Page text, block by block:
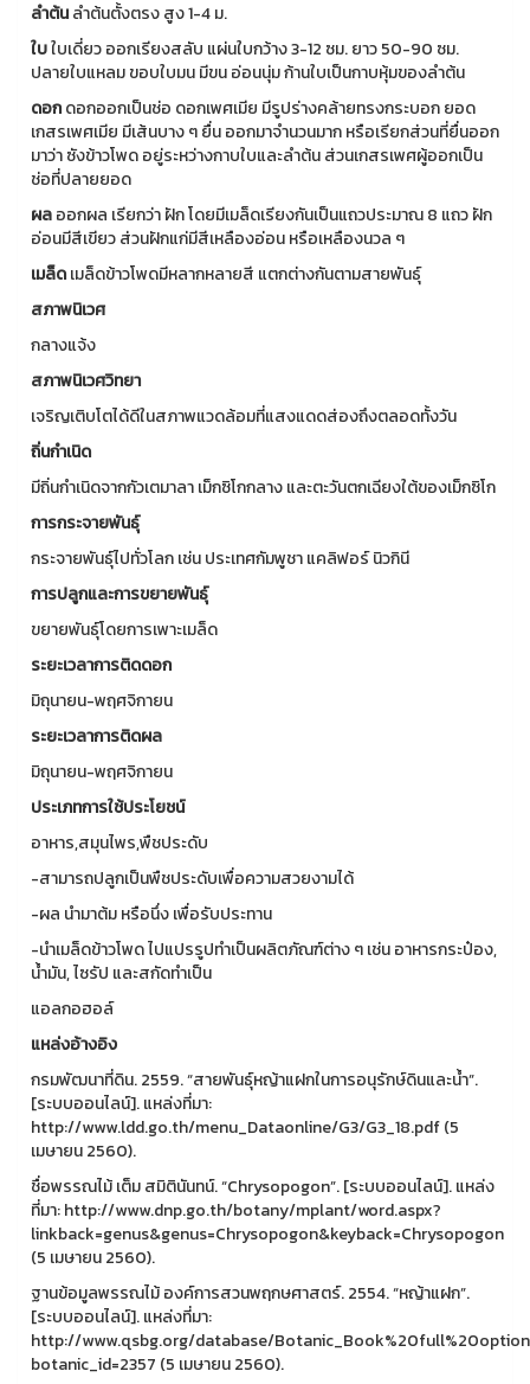
ลำต้นลำต้นตั้งตรง สูง 1-4 ม.
ใบใบเดี่ยว ออกเรียงสลับ แผ่นใบกว้าง 3-12 ซม. ยาว 50-90 ซม.
ปลายใบแหลม ขอบใบมน มีขน อ่อนนุ่ม ก้านใบเป็นกาบหุ้มของลำต้น
ดอกดอกออกเป็นช่อ ดอกเพศเมีย มีรูปร่างคล้ายทรงกระบอก ยอด
เกสรเพศเมีย มีเส้นบาง ๆ ยื่น ออกมาจำนวนมาก หรือเรียกส่วนที่ยื่นออก
มาว่า ซังข้าวโพด อยู่ระหว่างกาบใบและลำต้น ส่วนเกสรเพศผู้ออกเป็น
ช่อที่ปลายยอด
ผลออกผล เรียกว่า ฝักโดยมีเมล็ดเรียงกันเป็นแถวประมาณ 8 แถว ฝัก
อ่อนมีสีเขียว ส่วนฝักแก่มีสีเหลืองอ่อน หรือเหลืองนวล ๆ
เมล็ดเมล็ดข้าวโพดมีหลากหลายสี แตกต่างกันตามสายพันธุ์
สภาพนิเวศ
กลางแจ้ง
สภาพนิเวศวิทยา
เจริญเติบโตได้ดีในสภาพแวดล้อมที่แสงแดดส่องถึงตลอดทั้งวัน
ถิ่นกำเนิด
มีถิ่นกำเนิดจากกัวเตมาลา เม็กซิโกกลาง และตะวันตกเฉียงใต้ของเม็กซิโก
การกระจายพันธุ์
กระจายพันธุ์ไปทั่วโลก เช่น ประเทศกัมพูชา แคลิฟอร์ นิวกินี
การปลูกและการขยายพันธุ์
ขยายพันธุ์โดยการเพาะเมล็ด
ระยะเวลาการติดดอก
มิถุนายน-พฤศจิกายน
ระยะเวลาการติดผล
มิถุนายน-พฤศจิกายน
ประเภทการใช้ประโยชน์
อาหาร,สมุนไพร,พืชประดับ
-สามารถปลูกเป็นพืชประดับเพื่อความสวยงามได้
-ผล นำมาต้ม หรือนึ่ง เพื่อรับประทาน
-นำเมล็ดข้าวโพด ไปแปรรูปทำเป็นผลิตภัณฑ์ต่าง ๆ เช่น อาหารกระป๋อง,
น้ำมัน, ไซรัป และสกัดทำเป็น
แอลกอฮอล์
แหล่งอ้างอิง
กรมพัฒนาที่ดิน. 2559. “สายพันธุ์หญ้าแฝกในการอนุรักษ์ดินและน้ำ”.
[ระบบออนไลน์]. แหล่งที่มา:
http://www.ldd.go.th/menu_Dataonline/G3/G3_18.pdf (5
เมษายน 2560).
ชื่อพรรณไม้ เต็ม สมิตินันทน์. “Chrysopogon”. [ระบบออนไลน์]. แหล่ง
ที่มา: http://www.dnp.go.th/botany/mplant/word.aspx?
linkback=genus&genus=Chrysopogon&keyback=Chrysopogon
(5 เมษายน 2560).
ฐานข้อมูลพรรณไม้ องค์การสวนพฤกษศาสตร์. 2554. “หญ้าแฝก”.
[ระบบออนไลน์]. แหล่งที่มา:
http://www.qsbg.org/database/
botanic_id=2357 (5 เมษายน 2560).